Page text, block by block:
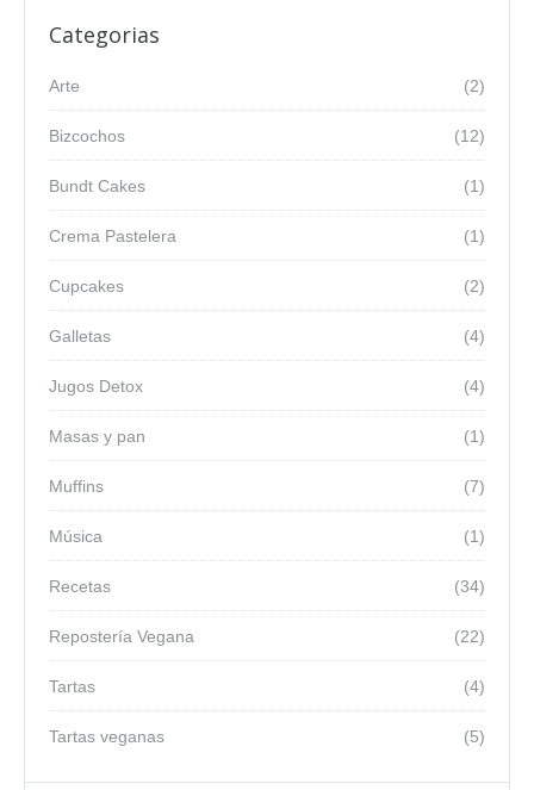
Categorias
(2)
Arte
(12)
Bizcochos
(1)
Bundt Cakes
(1)
Crema Pastelera
(2)
Cupcakes
(4)
Galletas
(4)
Jugos Detox
(1)
Masas y pan
(7)
Muffins
(1)
Música
(34)
Recetas
(22)
Repostería Vegana
(4)
Tartas
(5)
Tartas veganas